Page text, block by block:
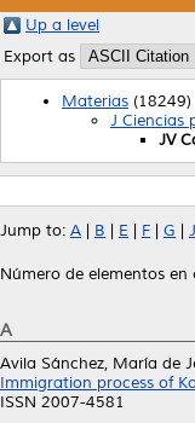
Up a level
Export as
Materias (18249)
J Ciencias
JV
Jump to: A B E F G J
Número de elementos en
A
Avila Sánchez, María de
Immigration process of
ISSN 2007-4581